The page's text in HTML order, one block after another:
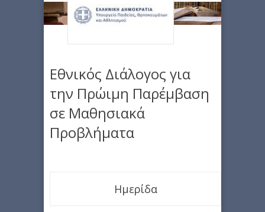
Εθνικός Διάλογος για
την Πρώιμη Παρέμβαση
σε Μαθησιακά
Προβλήματα
Ημερίδα